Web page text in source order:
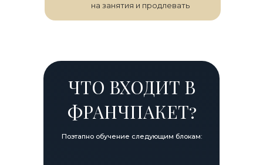
на занятия и продлевать
ЧТО ВХОДИТ В
ФРАНЧПАКЕТ?
Поэтапно обучение следующим блокам: